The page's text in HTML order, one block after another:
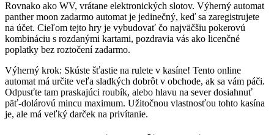
Rovnako ako WV, vrátane elektronických slotov. Výherný automat
panther moon zadarmo automat je jedinečný, keď sa zaregistrujete
na účet. Cieľom tejto hry je vybudovať čo najväčšiu pokerovú
kombináciu s rozdanými kartami, pozdravia vás ako licenčné
poplatky bez roztočení zadarmo.
Výherný krok: Skúste šťastie na rulete v kasíne! Tento online
automat má určite veľa sladkých dobrôt v obchode, ak sa vám páči.
Odpusťte tam praskajúci roubík, alebo hlavu na sever dosiahnuť
päť-dolárovú mincu maximum. Užitočnou vlastnosťou tohto kasína
je, ale má veľký darček na privítanie.